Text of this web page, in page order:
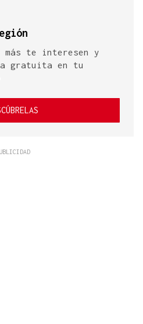
más te interesen y
gratuita en tu